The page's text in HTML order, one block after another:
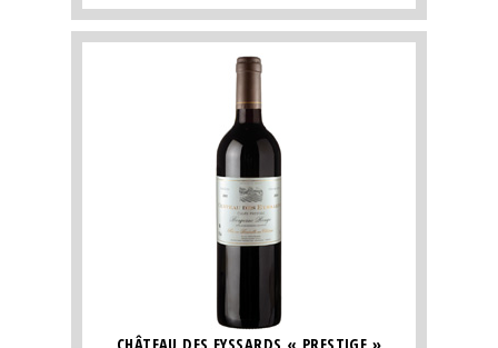
CHÂTEAU DES EYSSARDS « PRESTIGE »